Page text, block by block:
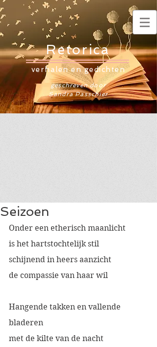
Retorica
verhalen en gedichten
geschreven door
Sandra Passchier
Seizoen
Onder een etherisch maanlicht
is het hartstochtelijk stil
schijnend in heers aanzicht
de compassie van haar wil
Hangende takken en vallende
bladeren
met de kilte van de nacht